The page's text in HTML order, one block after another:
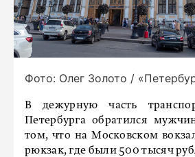
Фото: Олег Золото /
В дежурную часть
Петербурга обратился
том, что на Московском
рюкзак, где были 500 тысяч